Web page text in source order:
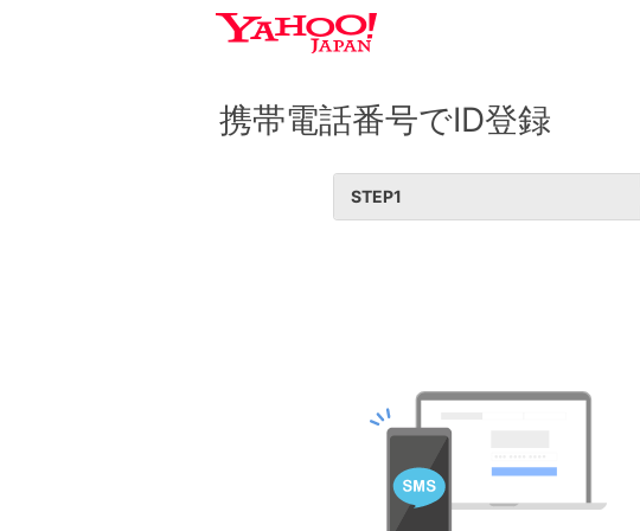
携帯電話番号でID登録
STEP1